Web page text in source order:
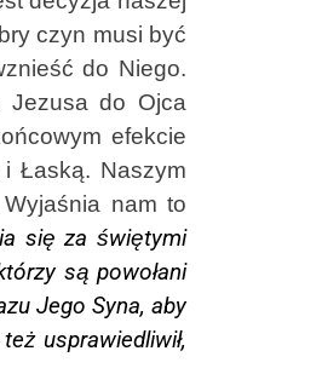
czyn musi być
do Niego.
Jezusa do Ojca
efekcie
Łaską. Naszym
nam to
się za świętymi
są powołani
Jego Syna, aby
usprawiedliwił,